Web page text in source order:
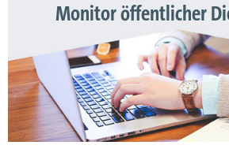
Monitor öffentlicher